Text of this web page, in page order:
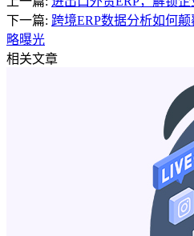
下一篇: 跨境ERP数据分析如何
略曝光
相关文章